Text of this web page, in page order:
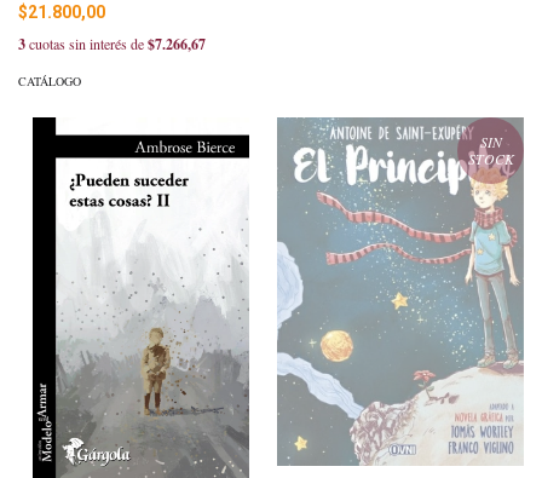
$21.800,00
3cuotas sin interés de$7.266,67
CATÁLOGO
SIN
STOCK